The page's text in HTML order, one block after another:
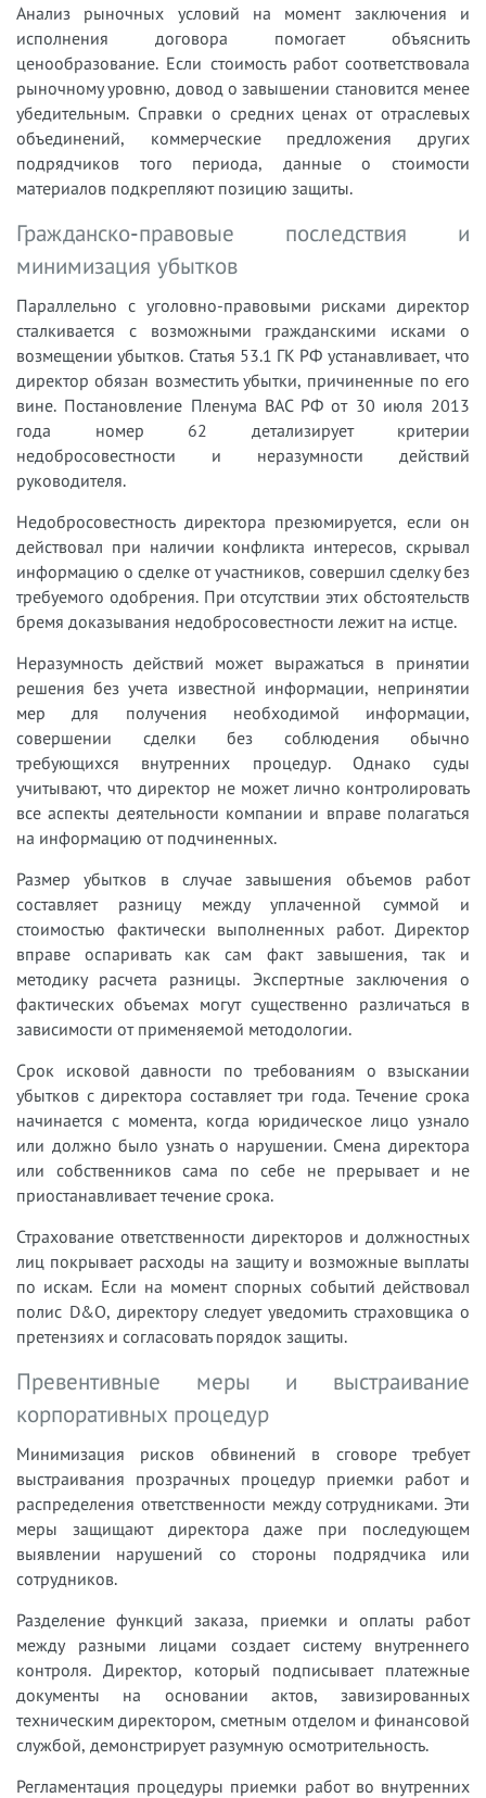
Анализ рыночных условий на момент заключения и
исполнения договора помогает объяснить
ценообразование. Если стоимость работ соответствовала
рыночному уровню, довод о завышении становится менее
убедительным. Справки о средних ценах от отраслевых
объединений, коммерческие предложения других
подрядчиков того периода, данные о стоимости
материалов подкрепляют позицию защиты.
Гражданско-правовые последствия и
минимизация убытков
Параллельно с уголовно-правовыми рисками директор
сталкивается с возможными гражданскими исками о
возмещении убытков. Статья 53.1 ГК РФ устанавливает, что
директор обязан возместить убытки, причиненные по его
вине. Постановление Пленума ВАС РФ от 30 июля 2013
года номер 62 детализирует критерии
недобросовестности и неразумности действий
руководителя.
Недобросовестность директора презюмируется, если он
действовал при наличии конфликта интересов, скрывал
информацию о сделке от участников, совершил сделку без
требуемого одобрения. При отсутствии этих обстоятельств
бремя доказывания недобросовестности лежит на истце.
Неразумность действий может выражаться в принятии
решения без учета известной информации, непринятии
мер для получения необходимой информации,
совершении сделки без соблюдения обычно
требующихся внутренних процедур. Однако суды
учитывают, что директор не может лично контролировать
все аспекты деятельности компании и вправе полагаться
на информацию от подчиненных.
Размер убытков в случае завышения объемов работ
составляет разницу между уплаченной суммой и
стоимостью фактически выполненных работ. Директор
вправе оспаривать как сам факт завышения, так и
методику расчета разницы. Экспертные заключения о
фактических объемах могут существенно различаться в
зависимости от применяемой методологии.
Срок исковой давности по требованиям о взыскании
убытков с директора составляет три года. Течение срока
начинается с момента, когда юридическое лицо узнало
или должно было узнать о нарушении. Смена директора
или собственников сама по себе не прерывает и не
приостанавливает течение срока.
Страхование ответственности директоров и должностных
лиц покрывает расходы на защиту и возможные выплаты
по искам. Если на момент спорных событий действовал
полис D&O, директору следует уведомить страховщика о
претензиях и согласовать порядок защиты.
Превентивные меры и выстраивание
корпоративных процедур
Минимизация рисков обвинений в сговоре требует
выстраивания прозрачных процедур приемки работ и
распределения ответственности между сотрудниками. Эти
меры защищают директора даже при последующем
выявлении нарушений со стороны подрядчика или
сотрудников.
Разделение функций заказа, приемки и оплаты работ
между разными лицами создает систему внутреннего
контроля. Директор, который подписывает платежные
документы на основании актов, завизированных
техническим директором, сметным отделом и финансовой
службой, демонстрирует разумную осмотрительность.
Регламентация процедуры приемки работ во внутренних